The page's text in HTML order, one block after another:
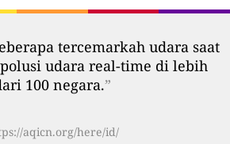
tercemarkah udara saat
udara real-time di lebih
100 negara.”
aqicn.org/here/id/